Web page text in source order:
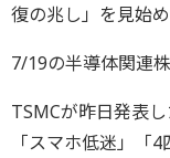
復の兆し」を見始め
7/19の半導体関連
TSMCが昨日発表
「スマホ低迷」「